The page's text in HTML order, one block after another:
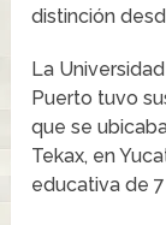
distinción
La
Puerto tuvo
que se
Tekax, en
educativa de